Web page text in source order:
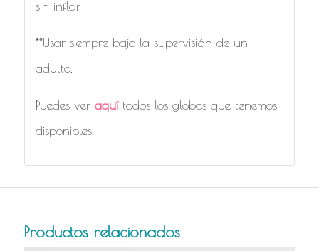
sin inflar.
**Usar siempre bajo la supervisión de un
adulto.
Puedes ver aquítodos los globos que tenemos
disponibles.
Productos relacionados